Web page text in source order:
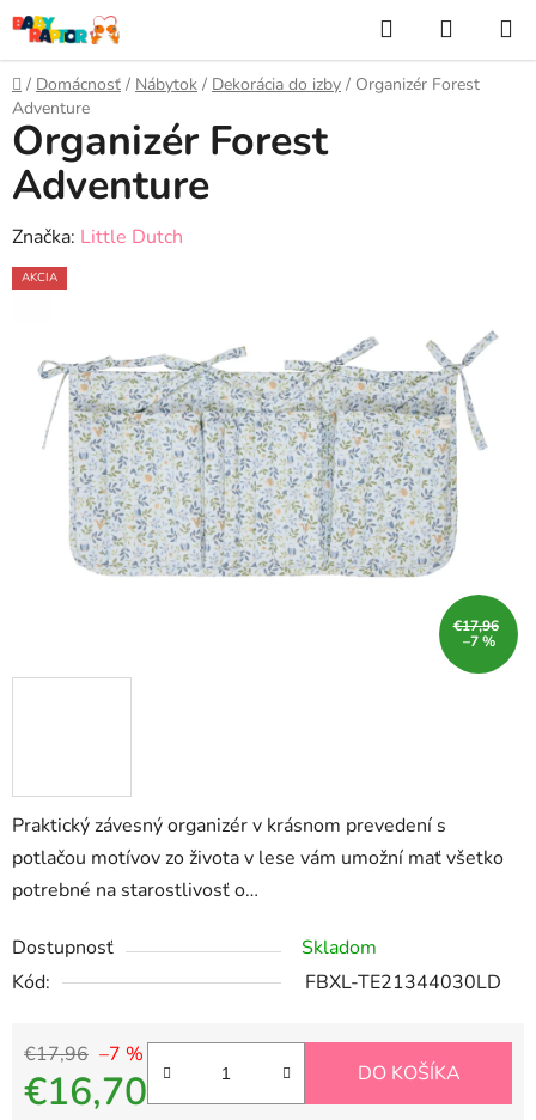
Prejsť
na
obsah
Hľadať
KOŠÍK
Domov
/ Domácnosť / Nábytok / Dekorácia do izby / Organizér Forest
Adventure
Praktický závesný organizér v krásnom prevedení s
potlačou motívov zo života v lese vám umožní mať všetko
potrebné na starostlivosť o…
Dostupnosť
Skladom
Kód:
FBXL-TE21344030LD
€17,96 –7 %
€16,70 DO KOŠÍKA
Organizér Forest
Adventure
Značka: Little Dutch
AKCIA
€17,96
–7 %